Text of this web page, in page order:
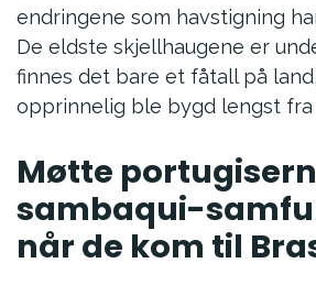
endringene som havstigning
De eldste skjellhaugene er
finnes det bare et fåtall på
opprinnelig ble bygd lengst fra
Møtte
sambaqui-
når de kom til